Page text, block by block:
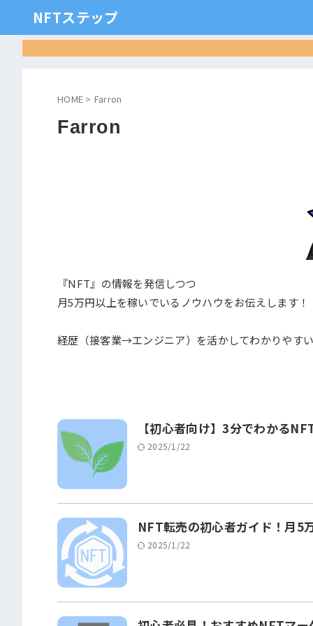
NFTステップ
HOME > Farron
Farron
『NFT』の情報を発信しつつ
月5万円以上を稼いでいるノウハウをお伝えします！
経歴（接客業→エンジニア）を活かしてわかりやす
【初心者向け】3分でわかる
2025/1/22
NFT転売の初心者ガイド！月5
2025/1/22